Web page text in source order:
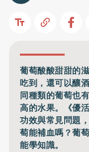
葡萄酸酸甜甜的
吃到，還可以釀
同種類的葡萄也
高的水果。《優
功效與常見問題
萄能補血嗎？葡
能學知識。